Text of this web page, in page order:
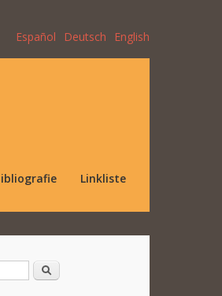
Español Deutsch English
Linkliste
Suche